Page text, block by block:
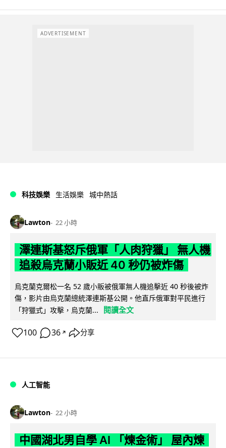
ADVERTISEMENT
科技娛樂 生活娛樂 城中熱話
Lawton 22 小時
澤連斯基怒斥俄軍「人肉狩獵」 無人機
追殺烏克蘭小販近 40 秒仍被炸傷
烏克蘭克爾松一名 52 歲小販被俄軍無人機追擊近 40 秒後被炸
傷，影片由烏克蘭總統澤連斯基公開。他直斥俄軍對平民進行
「狩獵式」攻擊，烏克蘭...
閱讀全文
100 36 ↗ 分享
人工智能
Lawton 22 小時
中國湖北男自學 AI 「煉金術」 屋內煉